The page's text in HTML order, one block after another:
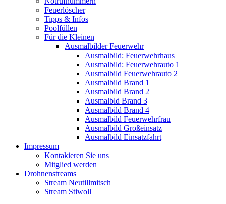
Feuerlöscher
Tipps & Infos
Poolfüllen
Für die Kleinen
Ausmalbilder Feuerwehr
Ausmalbild: Feuerwehrhaus
Ausmalbild: Feuerwehrauto 1
Ausmalbild Feuerwehrauto 2
Ausmalbild Brand 1
Ausmalbild Brand 2
Ausmalbld Brand 3
Ausmalbild Brand 4
Ausmalbild Feuerwehrfrau
Ausmalbild Großeinsatz
Ausmalbild Einsatzfahrt
Impressum
Kontakieren Sie uns
Mitglied werden
Drohnenstreams
Stream Neutillmitsch
Stream Stiwoll